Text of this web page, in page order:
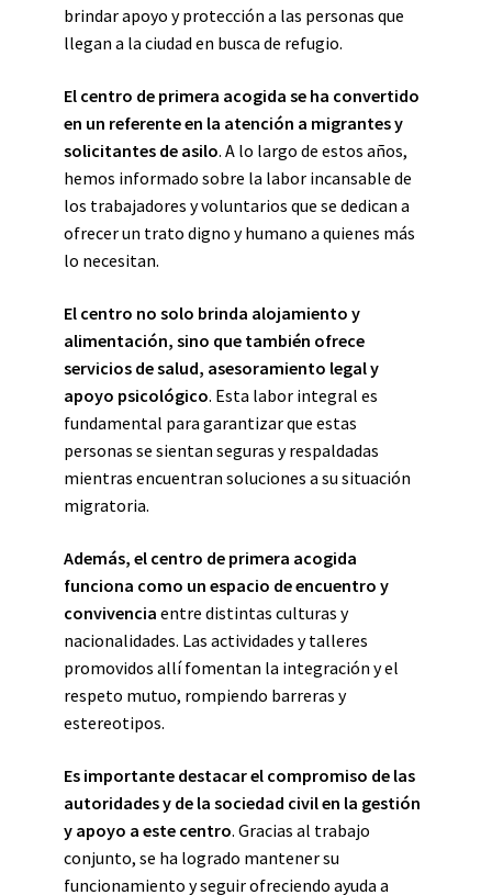
brindar apoyo y protección a las personas que
llegan a la ciudad en busca de refugio.
El centro de primera acogida se ha convertido
en un referente en la atención a migrantes y
solicitantes de asilo. A lo largo de estos años,
hemos informado sobre la labor incansable de
los trabajadores y voluntarios que se dedican a
ofrecer un trato digno y humano a quienes más
lo necesitan.
El centro no solo brinda alojamiento y
alimentación, sino que también ofrece
servicios de salud, asesoramiento legal y
apoyo psicológico. Esta labor integral es
fundamental para garantizar que estas
personas se sientan seguras y respaldadas
mientras encuentran soluciones a su situación
migratoria.
Además, el centro de primera acogida
funciona como un espacio de encuentro y
convivencia entre distintas culturas y
nacionalidades. Las actividades y talleres
promovidos allí fomentan la integración y el
respeto mutuo, rompiendo barreras y
estereotipos.
Es importante destacar el compromiso de las
autoridades y de la sociedad civil en la gestión
y apoyo a este centro. Gracias al trabajo
conjunto, se ha logrado mantener su
funcionamiento y seguir ofreciendo ayuda a